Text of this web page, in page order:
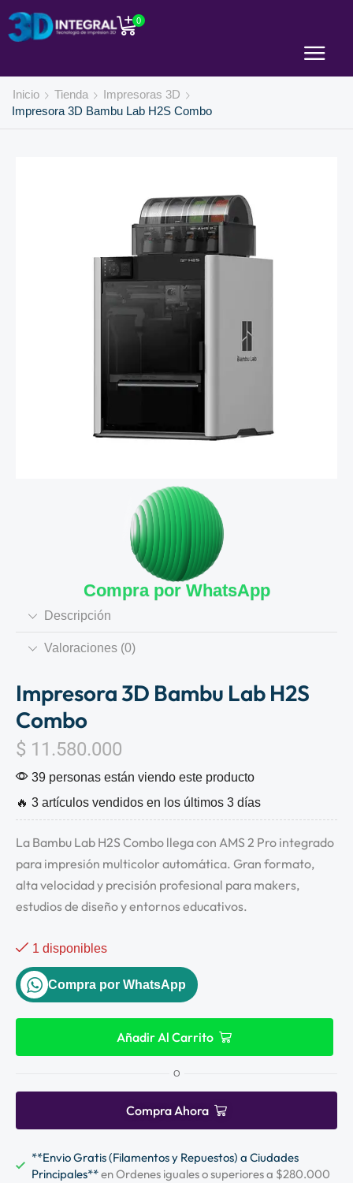
0
Inicio Tienda
Impresoras 3D
Impresora 3D Bambu Lab H2S Combo
Compra por WhatsApp
Descripción
Valoraciones (0)
Impresora 3D Bambu Lab H2S
Combo
$ 11.580.000
39 personas están viendo este producto
🔥 3 artículos vendidos en los últimos 3 días
La Bambu Lab H2S Combo llega con AMS 2 Pro integrado
para impresión multicolor automática. Gran formato,
alta velocidad y precisión profesional para makers,
estudios de diseño y entornos educativos.
1 disponibles
Compra por WhatsApp
Añadir Al Carrito
O
Compra Ahora
**Envio Gratis (Filamentos y Repuestos) a Ciudades
Principales**en Ordenes iguales o superiores a $280.000